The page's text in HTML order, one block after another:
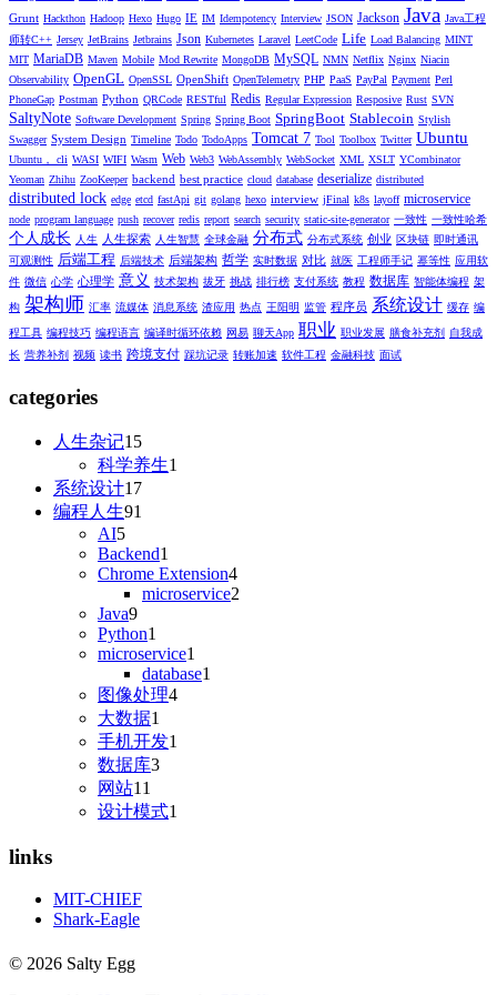
Grunt Hackthon Hadoop Hexo Hugo IE IM Idempotency Interview JSON Jackson Java Java工程
师转C++ Jersey JetBrains Jetbrains Json Kubernetes Laravel LeetCode Life Load Balancing MINT
MIT MariaDB Maven Mobile Mod Rewrite MongoDB MySQL NMN Netflix Nginx Niacin
Observability OpenGL OpenSSL OpenShift OpenTelemetry PHP PaaS PayPal Payment Perl
PhoneGap Postman Python QRCode RESTful Redis Regular Expression Resposive Rust SVN
SaltyNote Software Development Spring Spring Boot SpringBoot Stablecoin Stylish
Swagger System Design Timeline Todo TodoApps Tomcat 7 Tool Toolbox Twitter Ubuntu
Ubuntu， cli WASI WIFI Wasm Web Web3 WebAssembly WebSocket XML XSLT YCombinator
Yeoman Zhihu ZooKeeper backend best practice cloud database deserialize distributed
distributed lock edge etcd fastApi git golang hexo interview jFinal k8s layoff microservice
node program language push recover redis report search security static-site-generator 一致性 一致性哈希
个人成长 人生 人生探索 人生智慧 全球金融 分布式 分布式系统 创业 区块链 即时通讯
可观测性 后端工程 后端技术 后端架构 哲学 实时数据 对比 就医 工程师手记 幂等性 应用软
件 微信 心学 心理学 意义 技术架构 拔牙 挑战 排行榜 支付系统 教程 数据库 智能体编程 架
构 架构师 汇率 流媒体 消息系统 渣应用 热点 王阳明 监管 程序员 系统设计 缓存 编
程工具 编程技巧 编程语言 编译时循环依赖 网易 聊天App 职业 职业发展 膳食补充剂
自我成
长 营养补剂 视频 读书 跨境支付 踩坑记录 转账加速 软件工程 金融科技 面试
categories
人生杂记15
科学养生1
系统设计17
编程人生91
AI5
Backend1
Chrome Extension4
microservice2
Java9
Python1
microservice1
database1
图像处理4
大数据1
手机开发1
数据库3
网站11
设计模式1
links
MIT-CHIEF
Shark-Eagle
© 2026 Salty Egg